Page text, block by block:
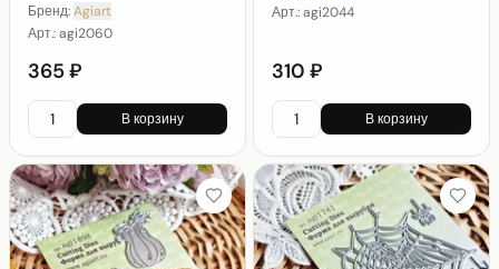
Бренд:Agiart
Арт.:agi2060
365 ₽
В корзину
Арт.:agi2044
310 ₽
В корзину